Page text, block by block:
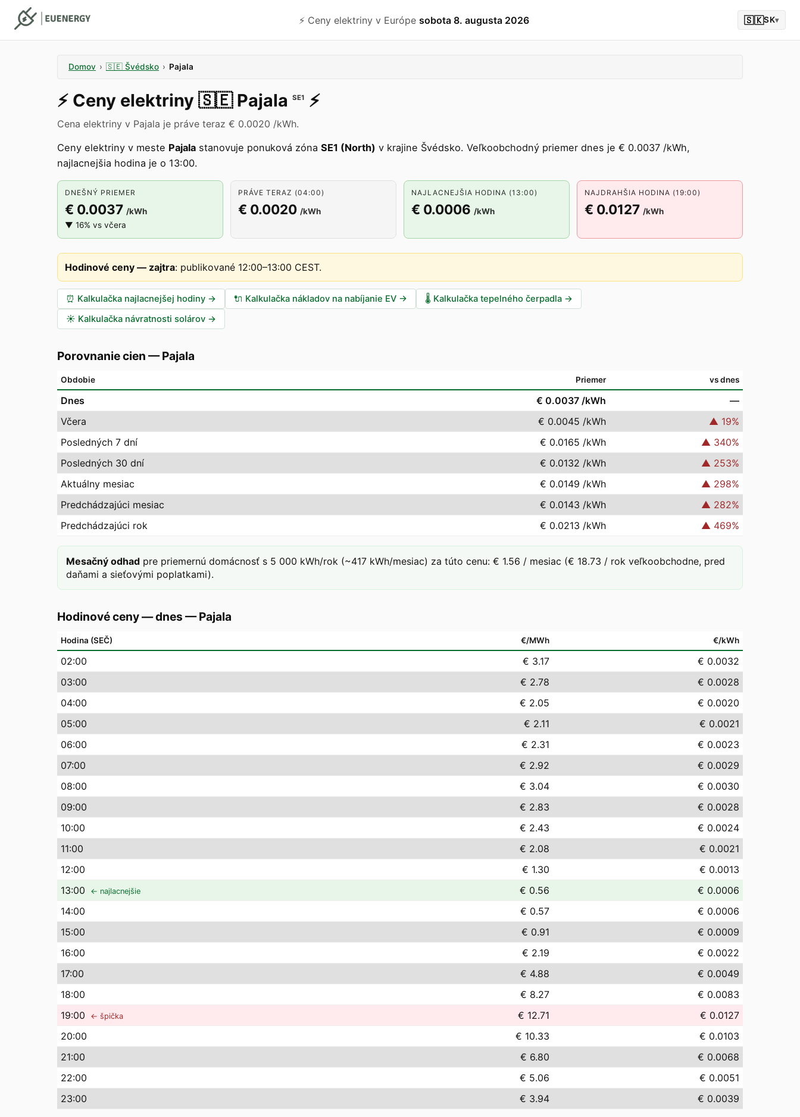
⚡️ Ceny elektriny v Európe sobota 8. augusta 2026 🇸🇰SK▾
Domov › 🇸🇪 Švédsko › Pajala
⚡️ Ceny elektriny 🇸🇪 Pajala SE1 ⚡️
Cena elektriny v Pajala je práve teraz € 0.0020 /kWh.
Ceny elektriny v meste Pajala stanovuje ponuková zóna SE1 (North) v krajine Švédsko. Veľkoobchodný priemer dnes je € 0.0037 /kWh,
najlacnejšia hodina je o 13:00.
DNEŠNÝ PRIEMER
€ 0.0037 /kWh
▼ 16% vs včera
PRÁVE TERAZ (04:00)
€ 0.0020 /kWh
NAJLACNEJŠIA HODINA (13:00)
€ 0.0006 /kWh
NAJDRAHŠIA HODINA (19:00)
€ 0.0127 /kWh
Hodinové ceny — zajtra: publikované 12:00–13:00 CEST.
⏰ Kalkulačka najlacnejšej hodiny → 🔌 Kalkulačka nákladov na nabíjanie EV → 🌡️ Kalkulačka tepelného čerpadla →
☀️ Kalkulačka návratnosti solárov →
Porovnanie cien —Pajala
Obdobie Priemer vs dnes
Dnes € 0.0037 /kWh
—
Včera
€ 0.0045 /kWh ▲ 19%
Posledných 7 dní
€ 0.0165 /kWh ▲ 340%
Posledných 30 dní
€ 0.0132 /kWh ▲ 253%
Aktuálny mesiac
€ 0.0149 /kWh ▲ 298%
Predchádzajúci mesiac
€ 0.0143 /kWh ▲ 282%
Predchádzajúci rok
€ 0.0213 /kWh ▲ 469%
Mesačný odhad pre priemernú domácnosť s 5 000 kWh/rok (~417 kWh/mesiac) za túto cenu: € 1.56 / mesiac (€ 18.73 / rok veľkoobchodne, pred
daňami a sieťovými poplatkami).
Hodinové ceny — dnes —Pajala
Hodina (SEČ) €/MWh €/kWh
02:00 € 3.17
€ 0.0032
03:00 € 2.78
€ 0.0028
04:00 € 2.05
€ 0.0020
05:00 € 2.11
€ 0.0021
06:00 € 2.31
€ 0.0023
07:00 € 2.92
€ 0.0029
08:00 € 3.04
€ 0.0030
09:00 € 2.83
€ 0.0028
10:00 € 2.43
€ 0.0024
11:00 € 2.08
€ 0.0021
12:00 € 1.30
€ 0.0013
13:00 ← najlacnejšie € 0.56
€ 0.0006
14:00 € 0.57
€ 0.0006
15:00 € 0.91
€ 0.0009
16:00 € 2.19
€ 0.0022
17:00 € 4.88
€ 0.0049
18:00 € 8.27
€ 0.0083
19:00 ← špička € 12.71
€ 0.0127
20:00 € 10.33
€ 0.0103
21:00 € 6.80
€ 0.0068
22:00 € 5.06
€ 0.0051
23:00 € 3.94 € 0.0039